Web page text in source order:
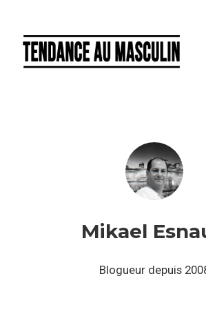
Mikael
Blogueur depuis